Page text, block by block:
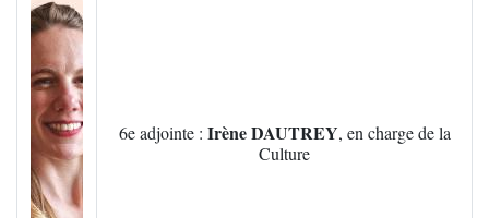
6e adjointe : Irène DAUTREY, en charge de la
Culture